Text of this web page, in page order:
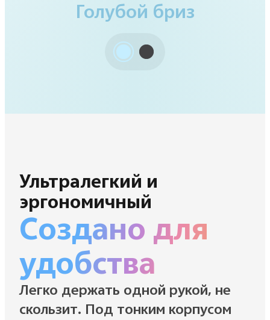
Черная роскошь
Ультралегкий и
эргономичный
Создано для
удобства
Легко держать одной рукой, не
скользит. Под тонким корпусом